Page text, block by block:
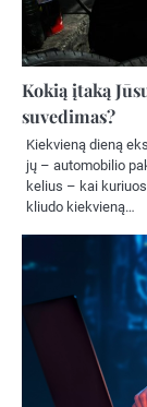
Kokią įtaką
suvedimas?
Kiekvieną dieną
jų – automobilio
kelius – kai
kliudo kiekvieną…